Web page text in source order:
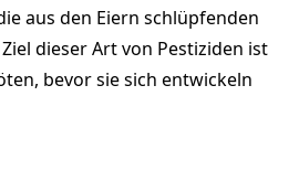
aus den Eiern schlüpfenden
dieser Art von Pestiziden ist
bevor sie sich entwickeln